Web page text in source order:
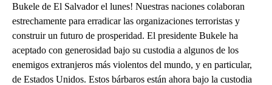
Bukele de El Salvador el lunes! Nuestras naciones colaboran
estrechamente para erradicar las organizaciones terroristas y
construir un futuro de prosperidad. El presidente Bukele ha
aceptado con generosidad bajo su custodia a algunos de los
enemigos extranjeros más violentos del mundo, y en particular,
de Estados Unidos. Estos bárbaros están ahora bajo la custodia